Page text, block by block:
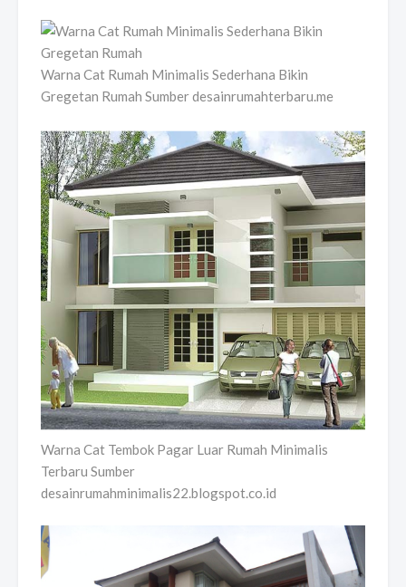
Warna Cat Rumah Minimalis Sederhana Bikin
Gregetan Rumah Sumber desainrumahterbaru.me
Warna Cat Tembok Pagar Luar Rumah Minimalis
Terbaru Sumber
desainrumahminimalis22.blogspot.co.id